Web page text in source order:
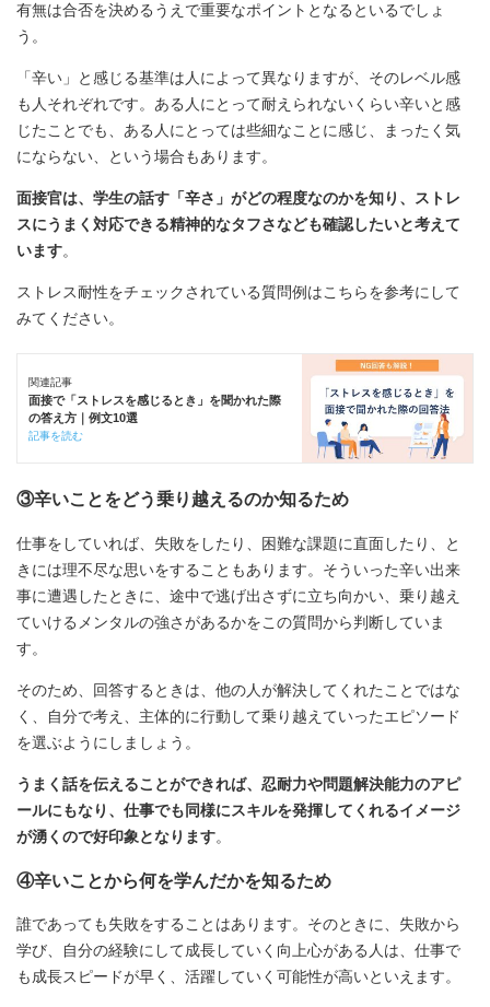
有無は合否を決めるうえで重要なポイントとなるといるでしょ
う。
「辛い」と感じる基準は人によって異なりますが、そのレベル感
も人それぞれです。ある人にとって耐えられないくらい辛いと感
じたことでも、ある人にとっては些細なことに感じ、まったく気
にならない、という場合もあります。
面接官は、学生の話す「辛さ」がどの程度なのかを知り、ストレ
スにうまく対応できる精神的なタフさなども確認したいと考えて
います。
ストレス耐性をチェックされている質問例はこちらを参考にして
みてください。
関連記事
面接で「ストレスを感じるとき」を聞かれた際
の答え方｜例文10選
記事を読む
③辛いことをどう乗り越えるのか知るため
仕事をしていれば、失敗をしたり、困難な課題に直面したり、と
きには理不尽な思いをすることもあります。そういった辛い出来
事に遭遇したときに、途中で逃げ出さずに立ち向かい、乗り越え
ていけるメンタルの強さがあるかをこの質問から判断していま
す。
そのため、回答するときは、他の人が解決してくれたことではな
く、自分で考え、主体的に行動して乗り越えていったエピソード
を選ぶようにしましょう。
うまく話を伝えることができれば、忍耐力や問題解決能力のアピ
ールにもなり、仕事でも同様にスキルを発揮してくれるイメージ
が湧くので好印象となります。
④辛いことから何を学んだかを知るため
誰であっても失敗をすることはあります。そのときに、失敗から
学び、自分の経験にして成長していく向上心がある人は、仕事で
も成長スピードが早く、活躍していく可能性が高いといえます。